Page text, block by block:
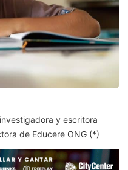
y escritora
de Educere ONG (*)